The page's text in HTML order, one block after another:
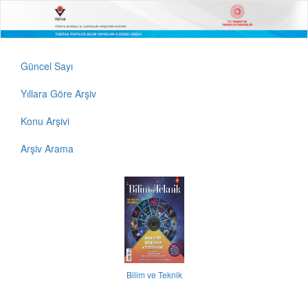
Güncel Sayı
Yıllara Göre Arşiv
Konu Arşivi
Arşiv Arama
Bilim ve Teknik